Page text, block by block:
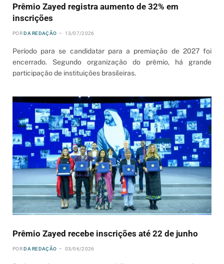
Prêmio Zayed registra aumento de 32% em
inscrições
POR DA REDAÇÃO 13/07/2026
Período para se candidatar para a premiação de 2027 foi
encerrado. Segundo organização do prêmio, há grande
participação de instituições brasileiras.
Prêmio Zayed recebe inscrições até 22 de junho
POR DA REDAÇÃO 03/06/2026